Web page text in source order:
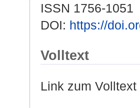
ISSN 1756-1051
DOI: https://
Volltext
Link zum